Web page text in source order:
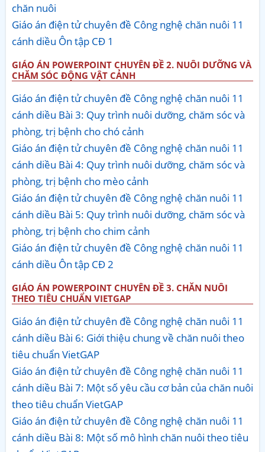
chăn nuôi
Giáo án điện tử chuyên đề Công nghệ chăn nuôi 11
cánh diều Ôn tập CĐ 1
GIÁO ÁN POWERPOINT CHUYÊN ĐỀ 2. NUÔI DƯỠNG VÀ
CHĂM SÓC ĐỘNG VẬT CẢNH
Giáo án điện tử chuyên đề Công nghệ chăn nuôi 11
cánh diều Bài 3: Quy trình nuôi dưỡng, chăm sóc và
phòng, trị bệnh cho chó cảnh
Giáo án điện tử chuyên đề Công nghệ chăn nuôi 11
cánh diều Bài 4: Quy trình nuôi dưỡng, chăm sóc và
phòng, trị bệnh cho mèo cảnh
Giáo án điện tử chuyên đề Công nghệ chăn nuôi 11
cánh diều Bài 5: Quy trình nuôi dưỡng, chăm sóc và
phòng, trị bệnh cho chim cảnh
Giáo án điện tử chuyên đề Công nghệ chăn nuôi 11
cánh diều Ôn tập CĐ 2
GIÁO ÁN POWERPOINT CHUYÊN ĐỀ 3. CHĂN NUÔI
THEO TIÊU CHUẨN VIETGAP
Giáo án điện tử chuyên đề Công nghệ chăn nuôi 11
cánh diều Bài 6: Giới thiệu chung về chăn nuôi theo
tiêu chuẩn VietGAP
Giáo án điện tử chuyên đề Công nghệ chăn nuôi 11
cánh diều Bài 7: Một số yêu cầu cơ bản của chăn nuôi
theo tiêu chuẩn VietGAP
Giáo án điện tử chuyên đề Công nghệ chăn nuôi 11
cánh diều Bài 8: Một số mô hình chăn nuôi theo tiêu